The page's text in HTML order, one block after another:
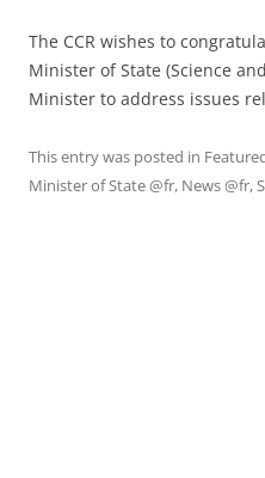
The CCR wishes to
Minister of State (Science
Minister to address issues
This entry was posted in
Minister of State @fr, News @fr,